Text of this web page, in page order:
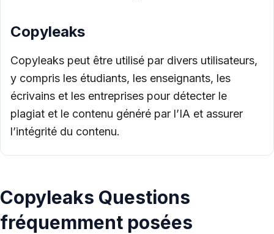
Copyleaks
Copyleaks peut être utilisé par divers utilisateurs,
y compris les étudiants, les enseignants, les
écrivains et les entreprises pour détecter le
plagiat et le contenu généré par l’IA et assurer
l’intégrité du contenu.
Copyleaks Questions
fréquemment posées